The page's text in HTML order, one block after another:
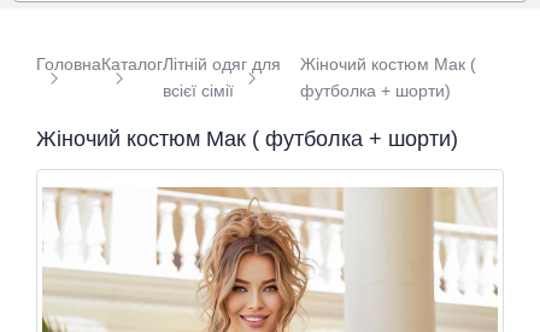
ГоловнаКаталогЛітній одяг для
всієї сімії
Жіночий костюм Мак (
футболка + шорти)
Жіночий костюм Мак ( футболка + шорти)